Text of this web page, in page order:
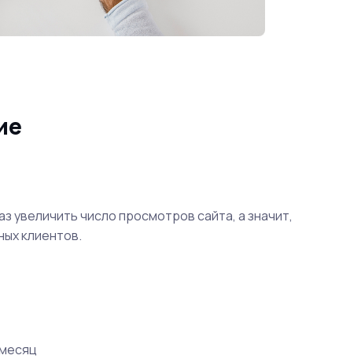
увеличить число просмотров сайта, а значит,
клиентов.